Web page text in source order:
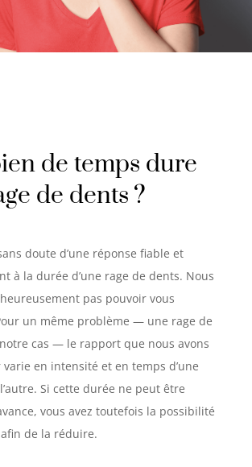
de temps dure
de dents ?
doute d’une réponse fiable et
à la durée d’une rage de dents. Nous
pas pouvoir vous
un même problème — une rage de
cas — le rapport que nous avons
en intensité et en temps d’une
Si cette durée ne peut être
vous avez toutefois la possibilité
de la réduire.